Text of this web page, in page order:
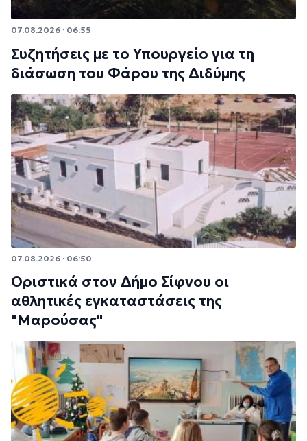
07.08.2026 · 06:55
Συζητήσεις με το Υπουργείο για τη
διάσωση του Φάρου της Διδύμης
07.08.2026 · 06:50
Οριστικά στον Δήμο Σίφνου οι
αθλητικές εγκαταστάσεις της
"Μαρούσας"